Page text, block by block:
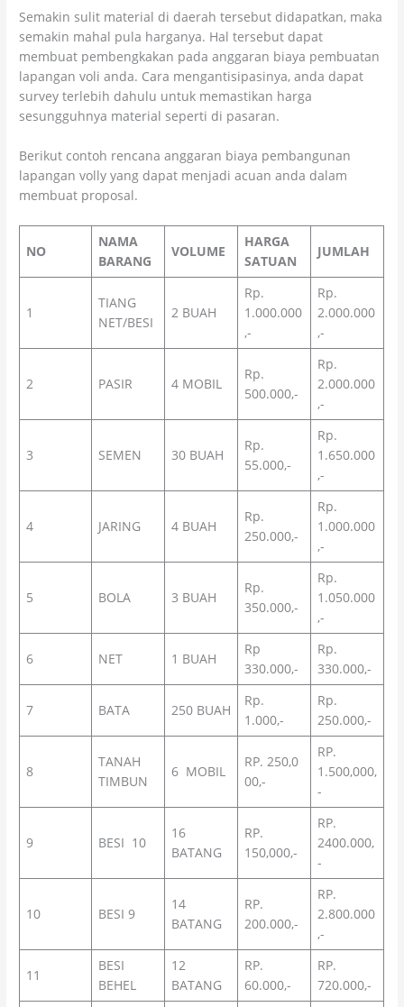
Semakin sulit material di daerah tersebut didapatkan, maka
semakin mahal pula harganya. Hal tersebut dapat
membuat pembengkakan pada anggaran biaya pembuatan
lapangan voli anda. Cara mengantisipasinya, anda dapat
survey terlebih dahulu untuk memastikan harga
sesungguhnya material seperti di pasaran.
Berikut contoh rencana anggaran biaya pembangunan
lapangan volly yang dapat menjadi acuan anda dalam
membuat proposal.
NO
NAMA
BARANG
VOLUME
HARGA
SATUAN
JUMLAH
1
TIANG
NET/BESI
2 BUAH
Rp.
1.000.000
,-
Rp.
2.000.000
,-
2 PASIR 4 MOBIL
Rp.
500.000,-
Rp.
2.000.000
,-
3 SEMEN 30 BUAH
Rp.
55.000,-
Rp.
1.650.000
,-
4 JARING 4 BUAH
Rp.
250.000,-
Rp.
1.000.000
,-
5 BOLA 3 BUAH
Rp.
350.000,-
Rp.
1.050.000
,-
6 NET 1 BUAH
Rp
330.000,-
Rp.
330.000,-
7 BATA 250 BUAH
Rp.
1.000,-
Rp.
250.000,-
8
TANAH
TIMBUN
6 MOBIL
RP. 250,0
00,-
RP.
1.500,000,
-
9 BESI 10
16
BATANG
RP.
150,000,-
RP.
2400.000,
-
10 BESI 9
14
BATANG
RP.
200.000,-
RP.
2.800.000
,-
11
BESI
BEHEL
12
BATANG
RP.
60.000,-
RP.
720.000,-